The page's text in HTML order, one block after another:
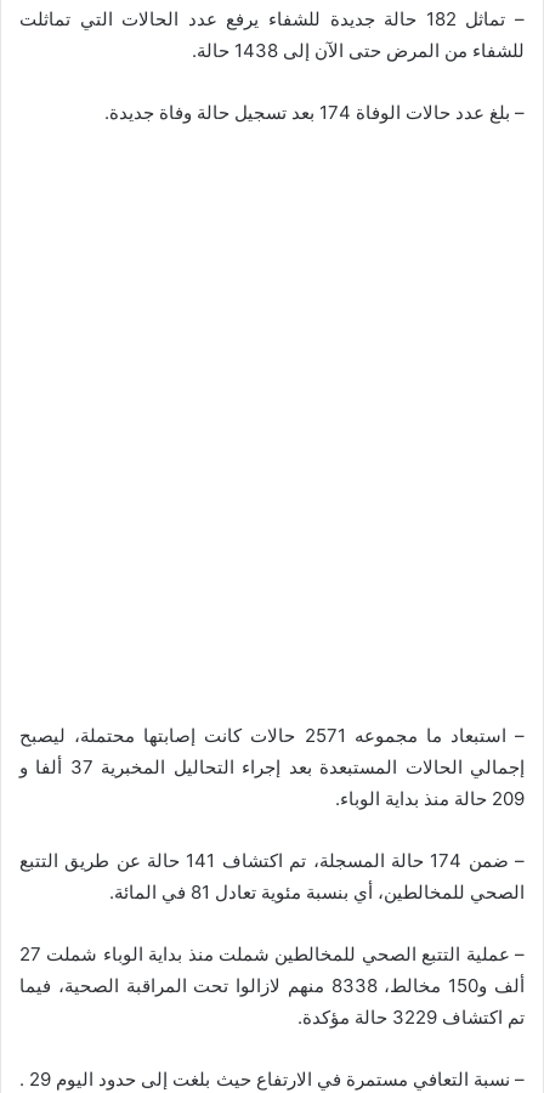
– تماثل 182 حالة جديدة للشفاء يرفع عدد الحالات التي تماثلت
للشفاء من المرض حتى الآن إلى 1438 حالة.
– بلغ عدد حالات الوفاة 174 بعد تسجيل حالة وفاة جديدة.
– استبعاد ما مجموعه 2571 حالات كانت إصابتها محتملة، ليصبح
إجمالي الحالات المستبعدة بعد إجراء التحاليل المخبرية 37 ألفا و
209 حالة منذ بداية الوباء.
– ضمن 174 حالة المسجلة، تم اكتشاف 141 حالة عن طريق التتبع
الصحي للمخالطين، أي بنسبة مئوية تعادل 81 في المائة.
– عملية التتبع الصحي للمخالطين شملت منذ بداية الوباء شملت 27
ألف و150 مخالط، 8338 منهم لازالوا تحت المراقبة الصحية، فيما
تم اكتشاف 3229 حالة مؤكدة.
– نسبة التعافي مستمرة في الارتفاع حيث بلغت إلى حدود اليوم 29 .